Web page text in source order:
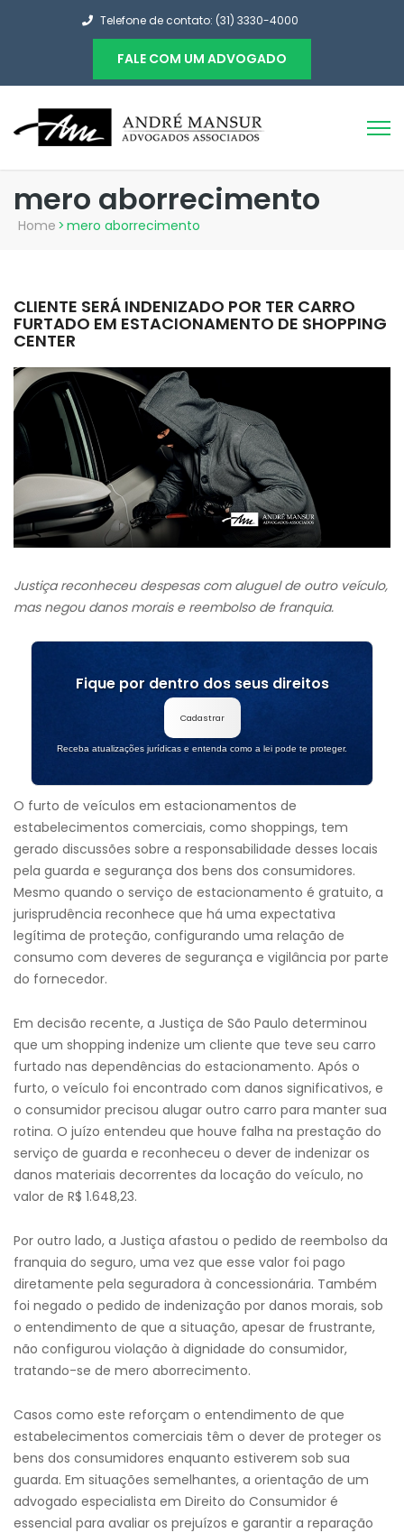
Telefone de contato: (31) 3330-4000
FALE COM UM ADVOGADO
mero aborrecimento
Home > mero aborrecimento
CLIENTE SERÁ INDENIZADO POR TER CARRO
FURTADO EM ESTACIONAMENTO DE SHOPPING
CENTER
Justiça reconheceu despesas com aluguel de outro veículo,
mas negou danos morais e reembolso de franquia.
Fique por dentro dos seus direitos
Cadastrar
Receba atualizações jurídicas e entenda como a lei pode te proteger.
O furto de veículos em estacionamentos de
estabelecimentos comerciais, como shoppings, tem
gerado discussões sobre a responsabilidade desses locais
pela guarda e segurança dos bens dos consumidores.
Mesmo quando o serviço de estacionamento é gratuito, a
jurisprudência reconhece que há uma expectativa
legítima de proteção, configurando uma relação de
consumo com deveres de segurança e vigilância por parte
do fornecedor.
Em decisão recente, a Justiça de São Paulo determinou
que um shopping indenize um cliente que teve seu carro
furtado nas dependências do estacionamento. Após o
furto, o veículo foi encontrado com danos significativos, e
o consumidor precisou alugar outro carro para manter sua
rotina. O juízo entendeu que houve falha na prestação do
serviço de guarda e reconheceu o dever de indenizar os
danos materiais decorrentes da locação do veículo, no
valor de R$ 1.648,23.
Por outro lado, a Justiça afastou o pedido de reembolso da
franquia do seguro, uma vez que esse valor foi pago
diretamente pela seguradora à concessionária. Também
foi negado o pedido de indenização por danos morais, sob
o entendimento de que a situação, apesar de frustrante,
não configurou violação à dignidade do consumidor,
tratando-se de mero aborrecimento.
Casos como este reforçam o entendimento de que
estabelecimentos comerciais têm o dever de proteger os
bens dos consumidores enquanto estiverem sob sua
guarda. Em situações semelhantes, a orientação de um
advogado especialista em Direito do Consumidor é
essencial para avaliar os prejuízos e garantir a reparação